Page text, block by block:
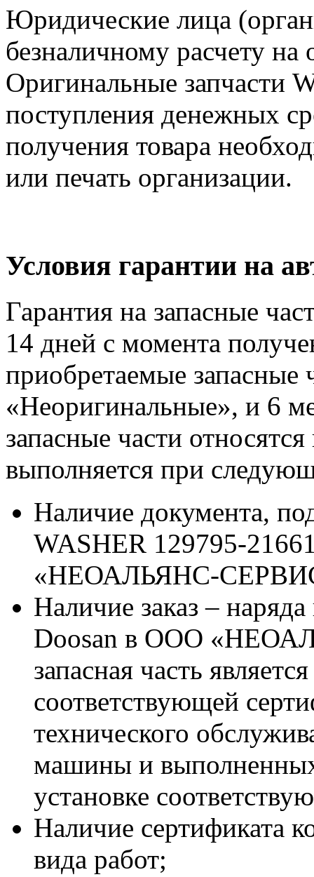
Юридические лица
безналичному расчету на
Оригинальные запчасти
поступления денежных
получения товара
или печать организации.
Условия гарантии на
Гарантия на запасные
14 дней с момента
приобретаемые запасные
«Неоригинальные», и 6
запасные части
выполняется при
Наличие документа,
WASHER 129795-
«НЕОАЛЬЯНС-
Наличие заказ –
Doosan в ООО
запасная часть
соответствующей
технического
машины и
установке
Наличие сертификата
вида работ;